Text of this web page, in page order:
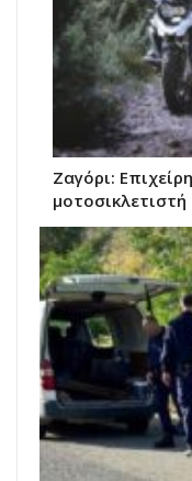
Ζαγόρι: